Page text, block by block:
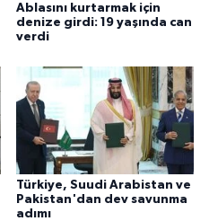
Ablasını kurtarmak için
denize girdi: 19 yaşında can
verdi
Türkiye, Suudi Arabistan ve
Pakistan'dan dev savunma
adımı